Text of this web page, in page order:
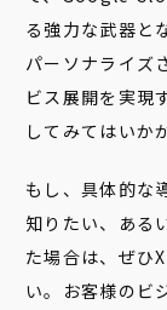
る強力な武器と
パーソナライズ
ビス展開を実
してみてはいか
もし、具体的な
知りたい、ある
た場合は、ぜひ
い。お客様のビ